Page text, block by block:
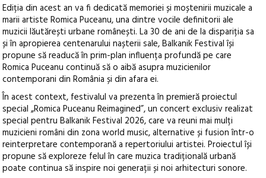
Ediția din acest an va fi dedicată memoriei și moștenirii muzicale a
marii artiste Romica Puceanu, una dintre vocile definitorii ale
muzicii lăutărești urbane românești. La 30 de ani de la dispariția sa
și în apropierea centenarului nașterii sale, Balkanik Festival își
propune să readucă în prim-plan influența profundă pe care
Romica Puceanu continuă să o aibă asupra muzicienilor
contemporani din România și din afara ei.
În acest context, festivalul va prezenta în premieră proiectul
special „Romica Puceanu Reimagined”, un concert exclusiv realizat
special pentru Balkanik Festival 2026, care va reuni mai mulți
muzicieni români din zona world music, alternative și fusion într-o
reinterpretare contemporană a repertoriului artistei. Proiectul își
propune să exploreze felul în care muzica tradițională urbană
poate continua să inspire noi generații și noi arhitecturi sonore.